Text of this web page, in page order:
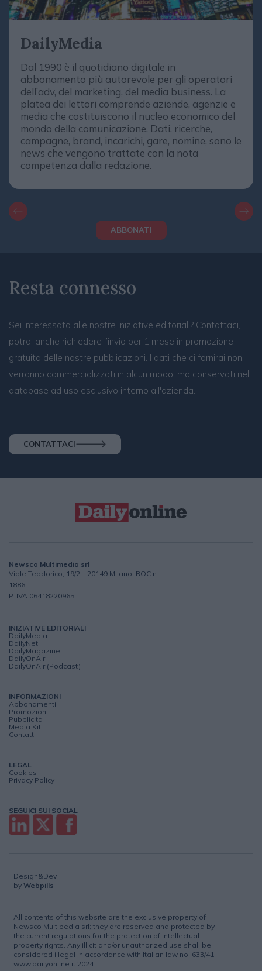
DailyMedia
Dal 1990 è il quotidiano digitale in
abbonamento più autorevole per gli operatori
dell’adv, del marketing, del media business. La
platea dei lettori comprende aziende, agenzie e
media che costituiscono il nucleo economico del
mondo della comunicazione. Dati, ricerche,
campagne, brand, incarichi, gare, nomine, sono le
news che vengono trattate con la nota
competenza dalla redazione.
ABBONATI
Resta connesso
Sei interessato alle nostre iniziative editoriali? Contattaci,
potrai anche richiedere l’invio per 1 mese in promozione
gratuita delle nostre pubblicazioni. I dati che ci fornirai non
verranno commercializzati in alcun modo, ma conservati nel
database ad uso esclusivo interno all'azienda.
CONTATTACI
Newsco Multimedia srl
Viale Teodorico, 19/2 – 20149 Milano, ROC n.
1886
P. IVA 06418220965
INIZIATIVE EDITORIALI
DailyMedia
DailyNet
DailyMagazine
DailyOnAir
DailyOnAir (Podcast)
INFORMAZIONI
Abbonamenti
Promozioni
Pubblicità
Media Kit
Contatti
LEGAL
Cookies
Privacy Policy
SEGUICI SUI SOCIAL
Design&Dev
by Webpills
All contents of this website are the exclusive property of
Newsco Multipedia srl; they are reserved and protected by
the current regulations for the protection of intellectual
property rights. Any illicit and/or unauthorized use shall be
considered illegal in accordance with Italian law no. 633/41.
www.dailyonline.it 2024